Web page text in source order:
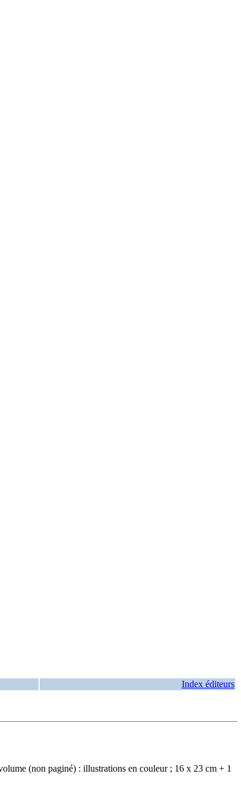
Index éditeurs
(non paginé) : illustrations en couleur ; 16 x 23 cm + 1